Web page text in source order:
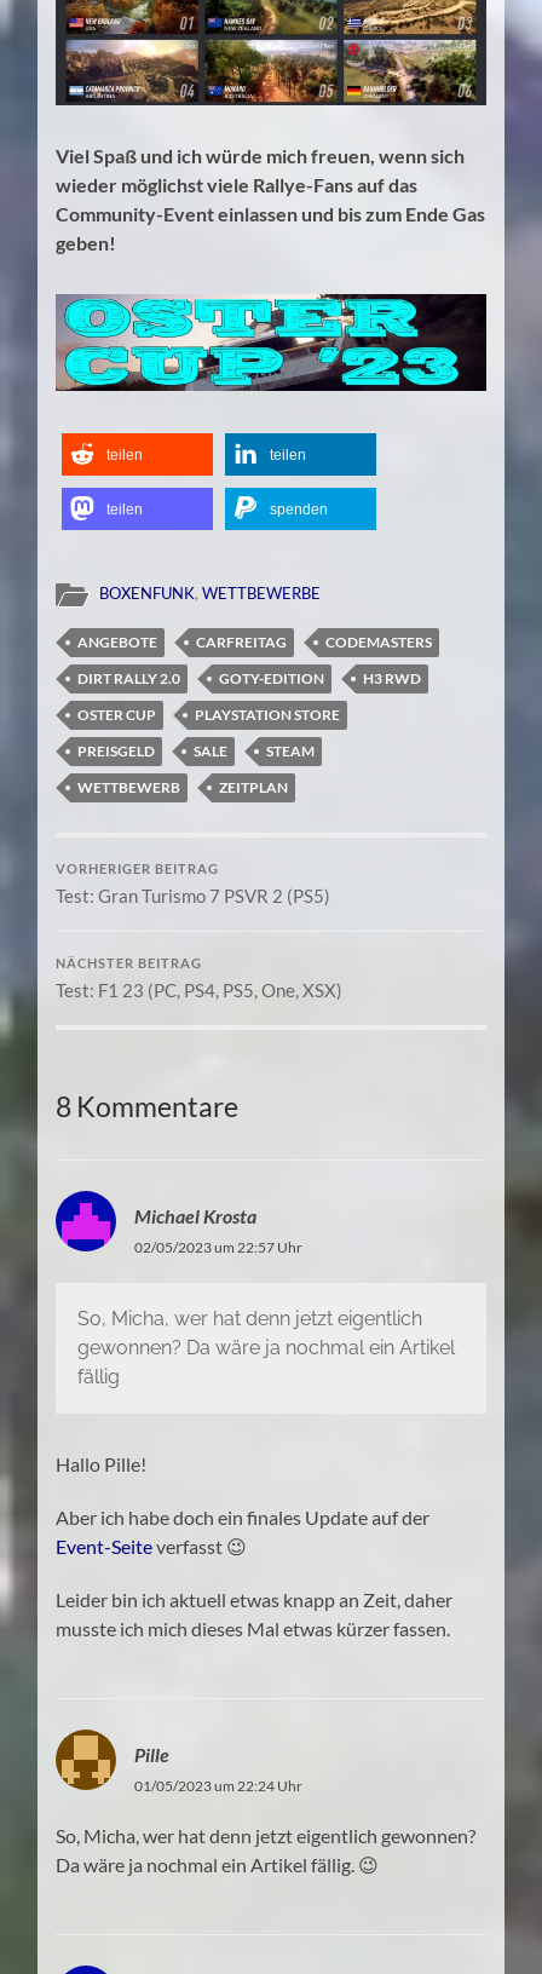
Viel Spaß und ich würde mich freuen, wenn sich
wieder möglichst viele Rallye-Fans auf das
Community-Event einlassen und bis zum Ende Gas
geben!
teilen teilen
teilen spenden
BOXENFUNK,WETTBEWERBE
ANGEBOTE CARFREITAG
CODEMASTERS
DIRT RALLY 2.0
GOTY-EDITION
H3 RWD
OSTER CUP
PLAYSTATION STORE
PREISGELD
SALE
STEAM
WETTBEWERB
ZEITPLAN
VORHERIGER BEITRAG
Test: Gran Turismo 7 PSVR 2 (PS5)
NÄCHSTER BEITRAG
Test: F1 23 (PC, PS4, PS5, One, XSX)
8 Kommentare
Michael Krosta
02/05/2023 um 22:57 Uhr
So, Micha, wer hat denn jetzt eigentlich
gewonnen? Da wäre ja nochmal ein Artikel
fällig
Hallo Pille!
Aber ich habe doch ein finales Update auf der
Event-Seiteverfasst 😉
Leider bin ich aktuell etwas knapp an Zeit, daher
musste ich mich dieses Mal etwas kürzer fassen.
Pille
01/05/2023 um 22:24 Uhr
So, Micha, wer hat denn jetzt eigentlich gewonnen?
Da wäre ja nochmal ein Artikel fällig. 😉